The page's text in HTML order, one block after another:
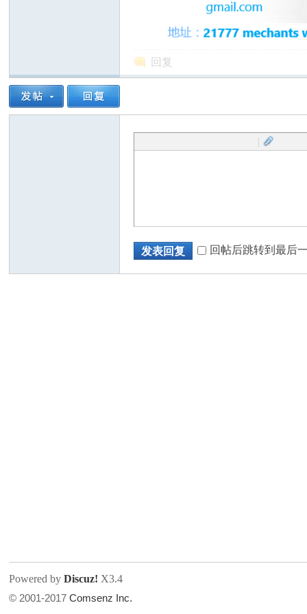
州
回复
|
发表回复 回帖后跳转到最后
Powered byDiscuz! X3.4
© 2001-2017Comsenz Inc.